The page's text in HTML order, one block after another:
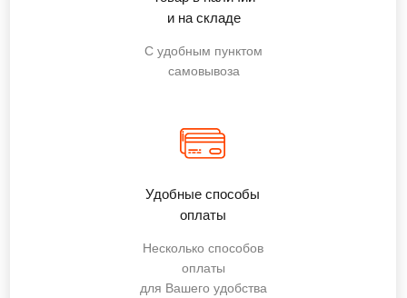
и на складе
Удобные способы
оплаты
С удобным пунктом
самовывоза
Несколько способов
оплаты
для Вашего удобства